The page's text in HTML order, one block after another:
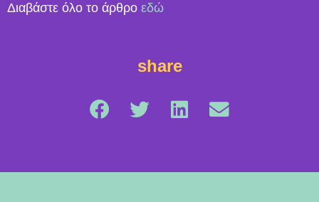
Διαβάστε όλο το άρθρο εδώ
share